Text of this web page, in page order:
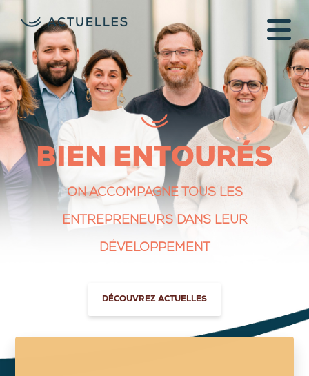
BIEN ENTOURÉS
ON ACCOMPAGNE TOUS LES
ENTREPRENEURS DANS LEUR
DÉVELOPPEMENT
DÉCOUVREZ ACTUELLES